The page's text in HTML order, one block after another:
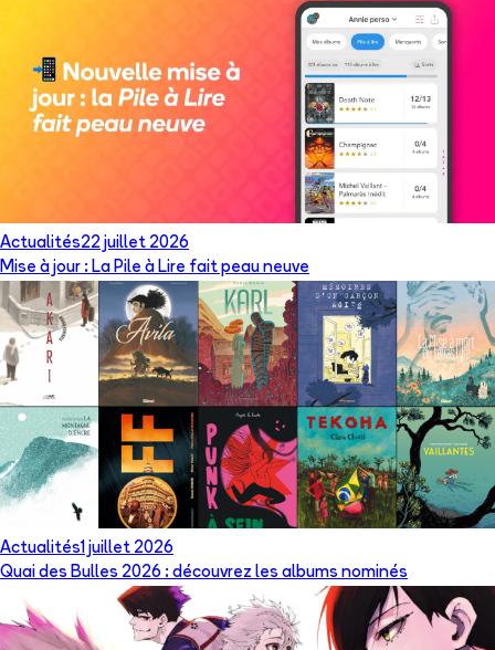
Actualités22 juillet 2026
Mise à jour : La Pile à Lire fait peau neuve
Actualités1 juillet 2026
Quai des Bulles 2026 : découvrez les albums nominés